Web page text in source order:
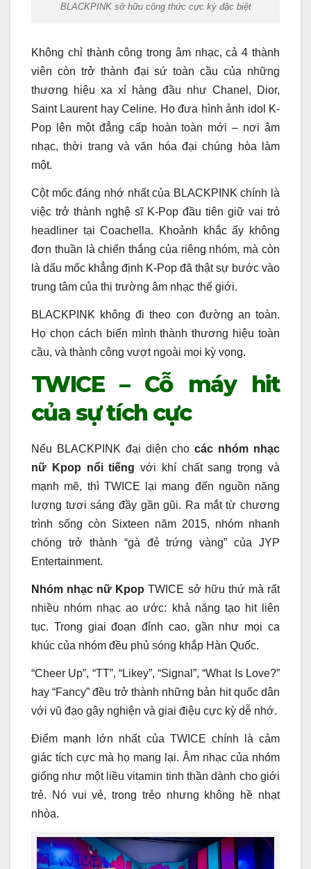
BLACKPINK sở hữu công thức cực kỳ đặc biệt
Không chỉ thành công trong âm nhạc, cả 4 thành
viên còn trở thành đại sứ toàn cầu của những
thương hiệu xa xỉ hàng đầu như Chanel, Dior,
Saint Laurent hay Celine. Họ đưa hình ảnh idol K-
Pop lên một đẳng cấp hoàn toàn mới – nơi âm
nhạc, thời trang và văn hóa đại chúng hòa làm
một.
Cột mốc đáng nhớ nhất của BLACKPINK chính là
việc trở thành nghệ sĩ K-Pop đầu tiên giữ vai trò
headliner tại Coachella. Khoảnh khắc ấy không
đơn thuần là chiến thắng của riêng nhóm, mà còn
là dấu mốc khẳng định K-Pop đã thật sự bước vào
trung tâm của thị trường âm nhạc thế giới.
BLACKPINK không đi theo con đường an toàn.
Họ chọn cách biến mình thành thương hiệu toàn
cầu, và thành công vượt ngoài mọi kỳ vọng.
TWICE – Cỗ máy hit
của sự tích cực
Nếu BLACKPINK đại diện chocác nhóm nhạc
nữ Kpop nổi tiếng với khí chất sang trọng và
mạnh mẽ, thì TWICE lại mang đến nguồn năng
lượng tươi sáng đầy gần gũi. Ra mắt từ chương
trình sống còn Sixteen năm 2015, nhóm nhanh
chóng trở thành “gà đẻ trứng vàng” của JYP
Entertainment.
Nhóm nhạc nữ KpopTWICE sở hữu thứ mà rất
nhiều nhóm nhạc ao ước: khả năng tạo hit liên
tục. Trong giai đoạn đỉnh cao, gần như mọi ca
khúc của nhóm đều phủ sóng khắp Hàn Quốc.
“Cheer Up”, “TT”, “Likey”, “Signal”, “What Is Love?”
hay “Fancy” đều trở thành những bản hit quốc dân
với vũ đạo gây nghiện và giai điệu cực kỳ dễ nhớ.
Điểm mạnh lớn nhất của TWICE chính là cảm
giác tích cực mà họ mang lại. Âm nhạc của nhóm
giống như một liều vitamin tinh thần dành cho giới
trẻ. Nó vui vẻ, trong trẻo nhưng không hề nhạt
nhòa.